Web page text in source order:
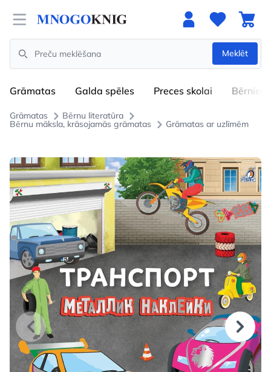
Open menu
Search
Meklēt
Grāmatas Galda spēles Preces skolai Bērniem
Grāmatas Bērnu literatūra
Bērnu māksla, krāsojamās grāmatas Grāmatas ar uzlīmēm